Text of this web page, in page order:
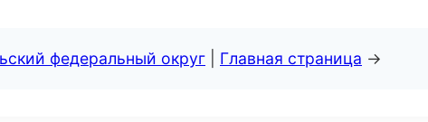
федеральный округ Главная страница →